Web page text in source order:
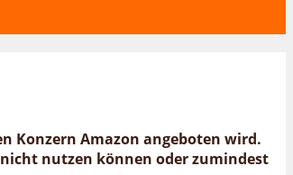
Konzern Amazon angeboten wird.
nutzen können oder zumindest